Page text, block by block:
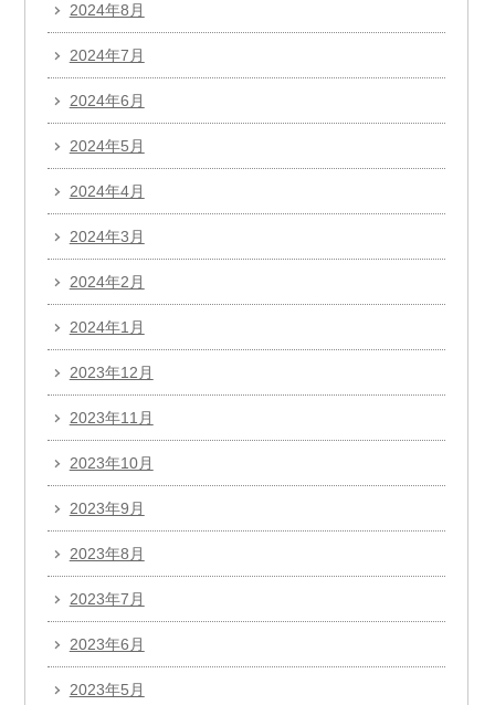
2024年8月
2024年7月
2024年6月
2024年5月
2024年4月
2024年3月
2024年2月
2024年1月
2023年12月
2023年11月
2023年10月
2023年9月
2023年8月
2023年7月
2023年6月
2023年5月